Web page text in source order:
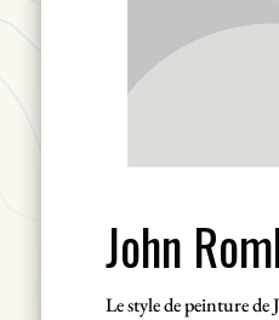
John
Le style de peinture